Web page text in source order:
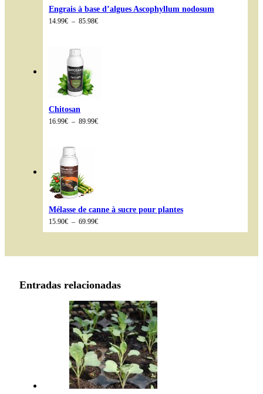
Engrais à base d’algues Ascophyllum nodosum
14.99€ – 85.98€Plage
Chitosan
16.99€ – 89.99€Plage
Mélasse de canne à sucre pour plantes
15.90€ – 69.99€Plage
à
Entradas relacionadas